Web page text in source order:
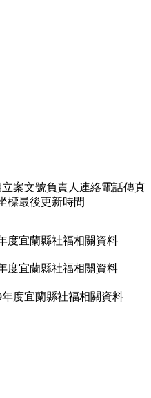
案文號負責人連絡電話傳真
標最後更新時間
度宜蘭縣社福相關資料
度宜蘭縣社福相關資料
年度宜蘭縣社福相關資料